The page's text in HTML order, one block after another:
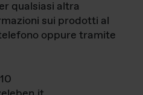
qualsiasi altra
sui prodotti al
oppure tramite